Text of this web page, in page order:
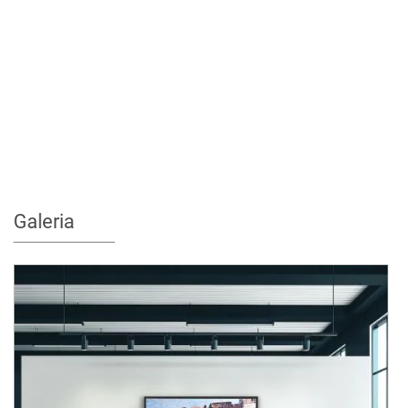
Galeria